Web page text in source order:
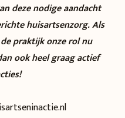
deze nodige aandacht
huisartsenzorg. Als
praktijk onze rol nu
ook heel graag actief